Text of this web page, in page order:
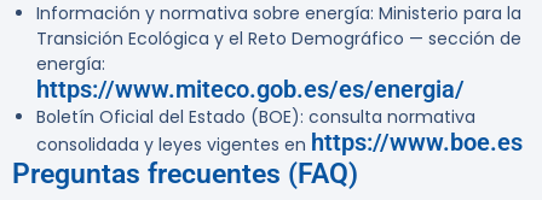
Información y normativa sobre energía: Ministerio para la
Transición Ecológica y el Reto Demográfico — sección de
energía:
https://www.miteco.gob.es/es/energia/
Boletín Oficial del Estado (BOE): consulta normativa
consolidada y leyes vigentes en https://www.boe.es
Preguntas frecuentes (FAQ)